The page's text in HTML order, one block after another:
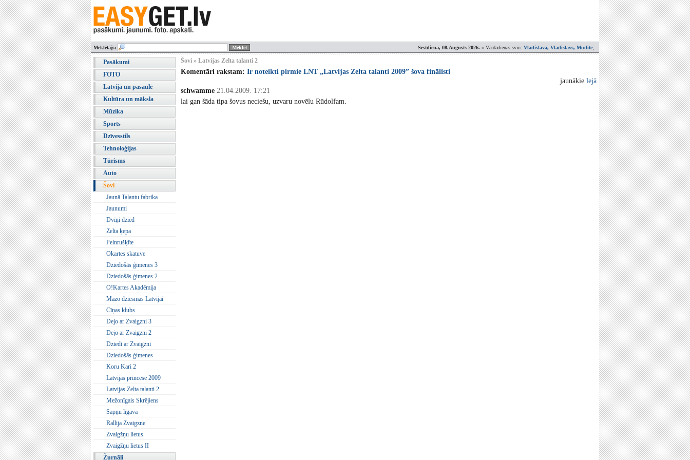
Sestdiena, 08.Augusts 2026. » Vārdadienas svin: Vladislava, Vladislavs, Mudīte;
Meklētājs:
Pasākumi
FOTO
Latvijā un pasaulē
Kultūra un māksla
Mūzika
Sports
Dzīvesstils
Tehnoloģijas
Tūrisms
Auto
Šovi
Jaunā Talantu fabrika
Jaunumi
Dvīņi dzied
Zelta ķepa
Pelnrušķīte
Okartes skatuve
Dziedošās ģimenes 3
Dziedošās ģimenes 2
O!Kartes Akadēmija
Mazo dziesmas Latvijai
Cīņas klubs
Dejo ar Zvaigzni 3
Dejo ar Zvaigzni 2
Dziedi ar Zvaigzni
Dziedošās ģimenes
Koru Kari 2
Latvijas princese 2009
Latvijas Zelta talanti 2
Mežonīgais Skrējiens
Sapņu līgava
Rallija Zvaigzne
Zvaigžņu lietus
Zvaigžņu lietus II
Žurnāli
Šovi » Latvijas Zelta talanti 2
Komentāri rakstam: Ir noteikti pirmie LNT „Latvijas Zelta talanti 2009” šova finālisti
jaunākie lejā
schwamme 21.04.2009. 17:21
lai gan šāda tipa šovus neciešu, uzvaru novēlu Rūdolfam.